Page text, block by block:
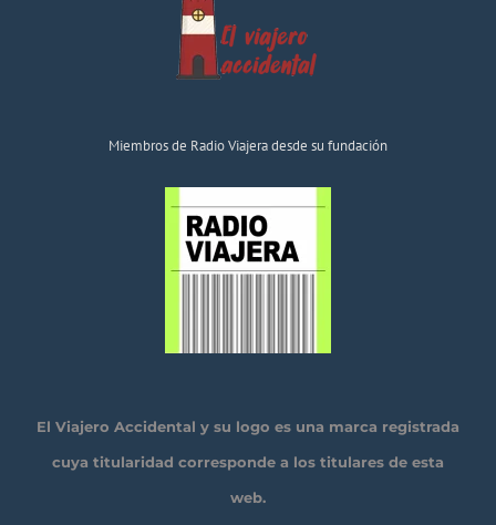
Miembros de Radio Viajera desde su fundación
El Viajero Accidental y su logo es una marca registrada
cuya titularidad corresponde a los titulares de esta
web.